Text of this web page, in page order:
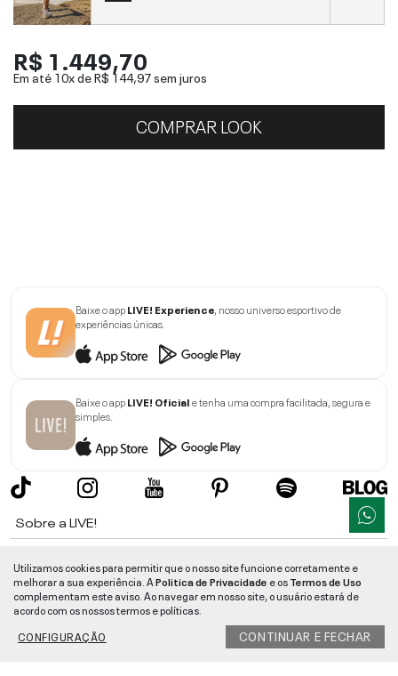
R$ 1.449,70
Em até 10x deR$ 144,97sem juros
COMPRAR LOOK
Baixe o appLIVE! Experience, nosso universo esportivo de
experiências únicas.
Baixe o appLIVE! Oficiale tenha uma compra facilitada, segura e
simples.
Sobre a LIVE!
Informações
Utilizamos cookies para permitir que o nosso site funcione corretamente e
melhorar a sua experiência. APolitica de Privacidade e osTermos de Uso
complementam este aviso. Ao navegar em nosso site, o usuário estará de
acordo com os nossos termos e políticas.
CONFIGURAÇÃO
CONTINUAR E FECHAR